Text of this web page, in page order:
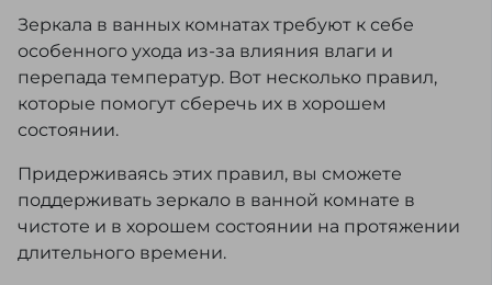
Зеркала в ванных комнатах требуют к себе
особенного ухода из-за влияния влаги и
перепада температур. Вот несколько правил,
которые помогут сберечь их в хорошем
состоянии.
Придерживаясь этих правил, вы сможете
поддерживать зеркало в ванной комнате в
чистоте и в хорошем состоянии на протяжении
длительного времени.